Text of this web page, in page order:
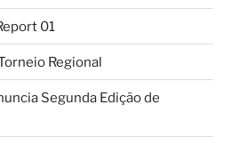
01
Regional
Segunda Edição de